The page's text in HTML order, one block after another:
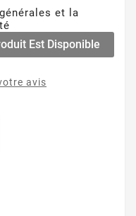
et la
Est Disponible
avis